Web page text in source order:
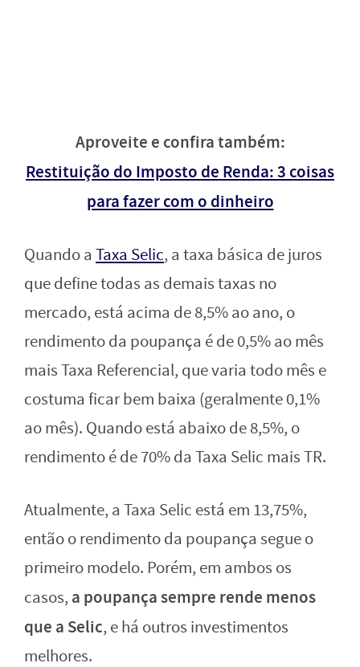
Aproveite e confira também:
Restituição do Imposto de Renda: 3 coisas
para fazer com o dinheiro
Quando a Taxa Selic, a taxa básica de juros
que define todas as demais taxas no
mercado, está acima de 8,5% ao ano, o
rendimento da poupança é de 0,5% ao mês
mais Taxa Referencial, que varia todo mês e
costuma ficar bem baixa (geralmente 0,1%
ao mês). Quando está abaixo de 8,5%, o
rendimento é de 70% da Taxa Selic mais TR.
Atualmente, a Taxa Selic está em 13,75%,
então o rendimento da poupança segue o
primeiro modelo. Porém, em ambos os
casos, a poupança sempre rende menos
que a Selic, e há outros investimentos
melhores.